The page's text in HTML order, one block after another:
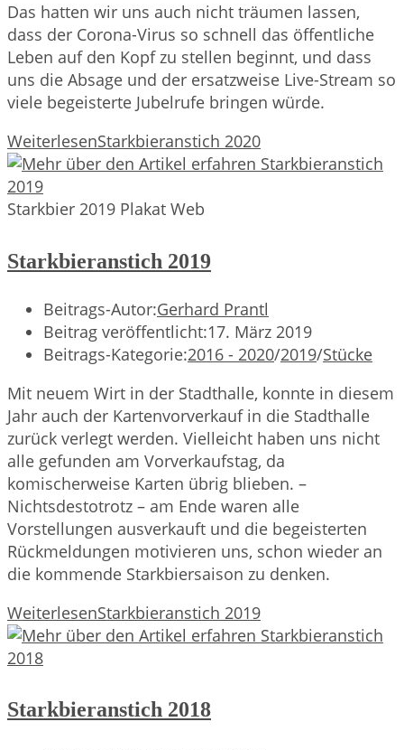
Das hatten wir uns auch nicht träumen lassen,
dass der Corona-Virus so schnell das öffentliche
Leben auf den Kopf zu stellen beginnt, und dass
uns die Absage und der ersatzweise Live-Stream so
viele begeisterte Jubelrufe bringen würde.
WeiterlesenStarkbieranstich 2020
Starkbier 2019 Plakat Web
Starkbieranstich 2019
Beitrags-Autor:Gerhard Prantl
Beitrag veröffentlicht:17. März 2019
Beitrags-Kategorie:2016 - 2020/2019/Stücke
Mit neuem Wirt in der Stadthalle, konnte in diesem
Jahr auch der Kartenvorverkauf in die Stadthalle
zurück verlegt werden. Vielleicht haben uns nicht
alle gefunden am Vorverkaufstag, da
komischerweise Karten übrig blieben. –
Nichtsdestotrotz – am Ende waren alle
Vorstellungen ausverkauft und die begeisterten
Rückmeldungen motivieren uns, schon wieder an
die kommende Starkbiersaison zu denken.
WeiterlesenStarkbieranstich 2019
Starkbieranstich 2018